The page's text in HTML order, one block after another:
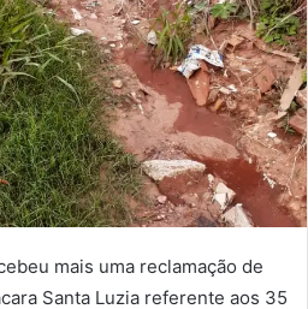
mais uma reclamação de
Santa Luzia referente aos 35